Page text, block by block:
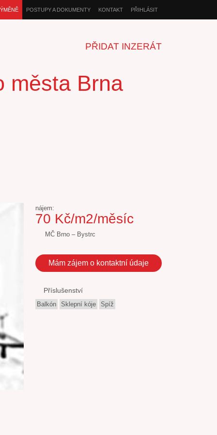
POSTUPY A DOKUMENTY KONTAKT PŘIHLÁSIT
PŘIDAT INZERÁT
města Brna
nájem:
70 Kč/m2/měsíc
MČ Brno – Bystrc
Mám zájem o kontaktní údaje
Příslušenství
Balkón Sklepní kóje Spíž